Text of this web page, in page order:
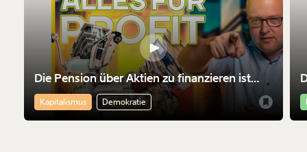
Die Pension über Aktien zu finanzieren ist
nicht nur riskant. Sie macht die Finanzmärkte
mächtiger
Kapitalismus Demokratie